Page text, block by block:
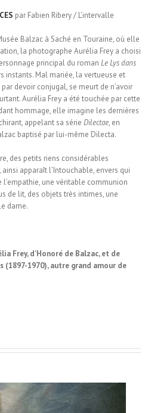
par Fabien Ribery / L’intervalle
Balzac à Saché en Touraine, où elle
la photographe Aurélia Frey a choisi
principal du roman Le Lys dans
instants. Mal mariée, la vertueuse et
devoir conjugal, se meurt de n’avoir
Aurélia Frey a été touchée par cette
hommage, elle imagine les dernières
appelant sa série Dilectae, en
baptisé par lui-même Dilecta.
des petits riens considérables
apparaît l’Intouchable, envers qui
une véritable communion
de lit, des objets très intimes, une
dame.
Frey, d’Honoré de Balzac, et de
(1897-1970), autre grand amour de